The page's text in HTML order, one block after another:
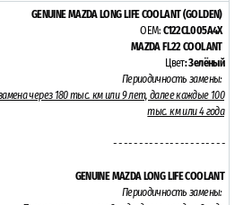
GENUINE MAZDA LONG LIFE COOLANT (GOLDEN)
OEM:C122CL005A4X
MAZDA FL22 COOLANT
Цвет: Зелёный
Периодичность замены:
через 180 тыс. км или 9 лет, далее каждые 100
тыс. км или 4 года
- - - - - - - - - - - - - - - - - - - - - -
GENUINE MAZDA LONG LIFE COOLANT
Периодичность замены: